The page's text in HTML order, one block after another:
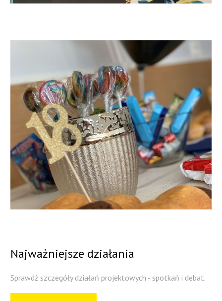
Najważniejsze działania
Sprawdź szczegóły działań projektowych - spotkań i debat.